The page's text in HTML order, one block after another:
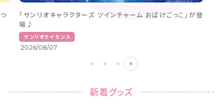
「サンリオキャラクターズ ツインチャーム おばけごっこ」が登
場♪
サンリオライセンス
2026/08/07
新着グッズ